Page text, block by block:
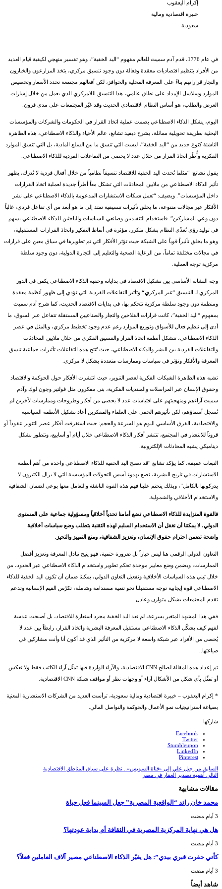
إكرام اليعقوب
خبيرة اقتصادية ومالية
سعودية
في عام 1776، قدم آدم سميث للعالم مفهوم “اليد الخفية”، وهو تفسير منهجي لكيفية قيام العديد
من الأفراد بتنظيم اقتصاديات معقدة وفعالة دون وجود تنسيق مركزي، يتخذ المزارعون والخبازون
والتجار قراراتهم بناءً على المعرفة المحلية والحوافز، لكن أفعالهم مجتمعة تحدد الأسعار وتخصيص
الموارد وسلاسل الإمداد على نطاق عالمي، هذا التنسيق اللامركزي الذي يعمل من خلال إشارات
العرض والطلب، هو أساس النظام الاقتصادي الحديث وقد غيّر المجتمعات على مدى قرون.
اليوم، يشكل الذكاء الاصطناعي بصمت عملية اتخاذ القرار في الحكومات والشركات والمؤسسات
البحثية بطريقة تحويلية مماثلة، يشرح ديفيد تشانغ، عالم الأحياء والذكاء الاصطناعي، هذه الظاهرة
الناشئة كنوع جديد من “اليد الخفية”، ليست التي تنسق ما بين السلع المادية، بل التي تنسق الموارد
الفكرية وأُطُر اتخاذ القرار من خلال عدد لا يحصى من التفاعلات الفردية للذكاء الاصطناعي.
يقول تشانغ: “مثلما تُحدث اليد الخفية للاقتصاد تنسيقاً نظامياً من خلال أفعال فردية لا تُدرك، يظهر
تأثير الذكاء الاصطناعي من ملايين المحادثات التي تشكل معاً أطراً جديدة لعملية اتخاذ القرارات
داخل المؤسسات”. ويضيف: “تعمل شبكات الاستشارات المدعومة بالذكاء الاصطناعي على نشر
الأفكار عبر مجالات متنوعة، ما يخلق تأثيرات تنسيقية تمتد إلى ما هو أبعد من أي تفاعل فردي، غالباً
دون وعي المشاركين”. فاستخدام التنفيذيين وصانعي السياسات والباحثين للذكاء الاصطناعي يسهم
في توليد رؤى تُغذّي النظام بشكل متكرر، مؤثرة في أنماط التفكير واتخاذ القرارات المستقبلية،
وهو ما يخلق تأثيراً قوياً على الشبكة حيث تؤثر الأفكار التي تم تطويرها في سياق معين على قرارات
في مجالات مختلفة تماماً، من الرعاية الصحية والتعليم إلى التجارة الدولية، دون وجود سلطة
مركزية توجه العملية.
وجه التشابه الأساسي بين تشكيل الاقتصاد في بداياته وحقبة الذكاء الاصطناعي يكمن في الدور
المركزي لـ التنسيق “غير المركز ي“ وتأثير التفاعلات الفردية التي تؤدي إلى ظهور أنظمة معقدة
ومنظمة دون وجود سلطة مركزية تتحكم بها، في بدايات الاقتصاد الحديث، كما شرح آدم سميث
بمفهوم “اليد الخفية”، كانت قرارات الفلاحين والتجار والصناعيين المستقلة تتفاعل عبر السوق، ما
أدى إلى تنظيم فعال للأسواق وتوزيع الموارد رغم عدم وجود تخطيط مركزي، وبالمثل في عصر
الذكاء الاصطناعي، تتشكل أنظمة اتخاذ القرار والتنسيق الفكري من خلال ملايين المحادثات
والتفاعلات الفردية بين البشر والذكاء الاصطناعي، حيث تُنتج هذه التفاعلات تأثيرات جماعية تنسق
المعرفة والأفكار وتؤثر في سياسات وممارسات متعددة بشكل لا مركزي.
تشبه هذه الظاهرة الشبكات الفكرية لعصر التنوير، حيث انتشرت الأفكار حول الحوكمة والاقتصاد
وحقوق الإنسان عبر المراسلات والمنتديات الفكرية، بنى مفكرون مثل فولتير وجون لوك وآدم
سميث آراءهم ومنهجيتهم على اقتباسات عدد لا يحصى من أفكار وطروحات وممارسات لآخرين لم
تُسجل أسماؤهم، لكن تأثيرهم الخفي على العلماء والمفكرين أعاد تشكيل الأنظمة السياسية
والاقتصادية، الفرق الأساسي اليوم هو السرعة والحجم: حيث استغرقت أفكار عصر التنوير عقوداً أو
قروناً للانتشار في المجتمع، تنتشر أفكار الذكاء الاصطناعي خلال أيام أو أسابيع، وتتطور بشكل
ديناميكي يشبه المحادثات الإلكترونية.
التبعات عميقة، كما يؤكد تشانغ “قد تصبح اليد الخفية للذكاء الاصطناعي واحدة من أهم أنظمة
الاستشارات في تاريخ البشرية، تضع بهدوء أسس التحولات المؤسسية التي لا يزال الكثيرون لا
يدركونها بالكامل”، وبذلك يتحتم علينا فهم هذه القوة الناشئة والتعامل معها بوعي لضمان الشفافية
والاستخدام الأخلاقي والشمولية.
فالقوة المتزايدة للذكاء الاصطناعي تضع أمامنا تحدياً أخلاقياً ومسؤولية جماعية على المستوى
الدولي، لا يمكننا أن نغفل أن الاستخدام السليم لهذه التقنية يتطلب وضع سياسات أخلاقية
واضحة تضمن احترام حقوق الإنسان، وتعزيز الشفافية، ومنع التمييز والتحيز.
التعاون الدولي الرقمي هنا ليس خياراً بل ضرورة حتمية، فهو يتيح تبادل المعرفة وتعزيز أفضل
الممارسات، ويضمن وضع معايير موحدة تحكم تطوير واستخدام الذكاء الاصطناعي عبر الحدود، من
خلال تبني هذه السياسات الأخلاقية وتفعيل التعاون الدولي، يمكننا ضمان أن تكون اليد الخفية للذكاء
الاصطناعي قوة إيجابية توجه مستقبلنا نحو تنمية مستدامة وشاملة، تكرّس القيم الإنسانية وتدعم
تقدم المجتمعات بشكل متوازن وعادل.
ففي هذا المشهد المتغير بسرعة، لم تعد اليد الخفية مجرد استعارة للاقتصاد، بل أصبحت عدسة
لفهم كيف يشكّل الذكاء الاصطناعي مستقبل المعرفة البشرية واتخاذ القرار، رابطاً بين عدد لا
يُحصى من الأفراد عبر شبكة واسعة لا مركزية من التأثير الذي قد أكون أنا وأنت مشاركين في
صياغتها..
تم إعداد هذه المقالة لصالح CNN الاقتصادية، والآراء الواردة فيها تمثّل آراء الكاتب فقط ولا تعكس
أو تمثّل بأي شكل من الأشكال آراء أو وجهات نظر أو مواقف شبكة CNN الاقتصادية.
* إكرام اليعقوب – خبيرة اقتصادية ومالية سعودية، ترأست العديد من الشركات الاستشارية المعنية
بصياغة استراتيجيات نمو الأعمال والحوكمة والتواصل المالي.
شاركها
Facebook
Twitter
Stumbleupon
LinkedIn
Pinterest
السابق من جبل علي إلى «قناة السويس».. نظرة على سباق المناطق الاقتصادية
التالي أهمية تصدير العقار في مصر
مقالات مشابهة
محمد خان رائد “الواقعية المصرية” جعل السينما فعل حياة
هل هي نهاية المركزية المصرية في الثقافة أم بداية عودتها؟
كأني حفرت قبري بيدي”: هل يغيّر الذكاء الاصطناعي مصير آلاف العاملين فعلاً؟
شاهد أيضاً